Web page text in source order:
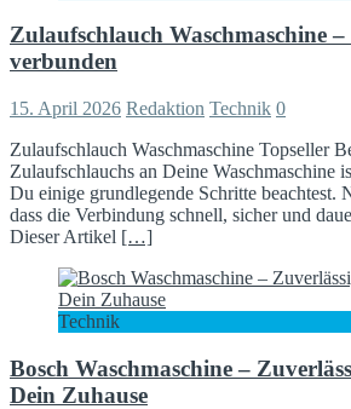
Zulaufschlauch Waschmaschine
verbunden
15. April 2026 Redaktion Technik 0
Zulaufschlauch Waschmaschine Topseller
Zulaufschlauchs an Deine Waschmaschine
Du einige grundlegende Schritte beachtest.
dass die Verbindung schnell, sicher und
Dieser Artikel […]
Technik
Bosch Waschmaschine –
Dein Zuhause